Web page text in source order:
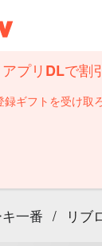
プリDLで割
ギフトを受け取
一番 / リブ